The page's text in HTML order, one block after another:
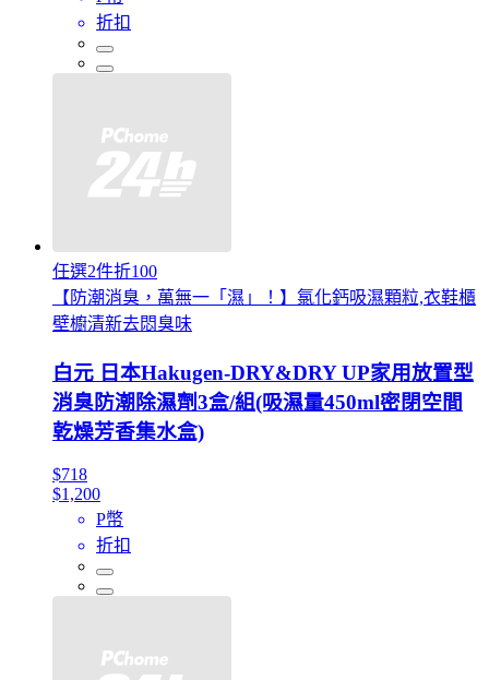
折扣
任選2件折100
【防潮消臭，萬無一「濕」！】氯化鈣吸濕顆粒,衣鞋櫃
壁櫥清新去悶臭味
白元 日本Hakugen-DRY&DRY UP家用放置型
消臭防潮除濕劑3盒/組(吸濕量450ml密閉空間
乾燥芳香集水盒)
$718
$1,200
P幣
折扣